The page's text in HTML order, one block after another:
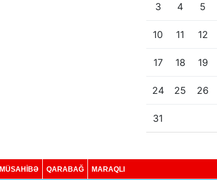
3 4 5
10 11 12
17 18 19
24 25 26
31
MÜSAHİBƏ QARABAĞ MARAQLI